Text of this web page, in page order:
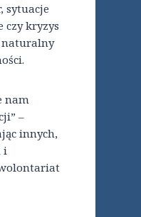
sytuacje
czy kryzys
naturalny
nam
–
innych,
i